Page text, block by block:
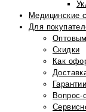
Медицинские
Для
Скидки
Как
Вопрос-